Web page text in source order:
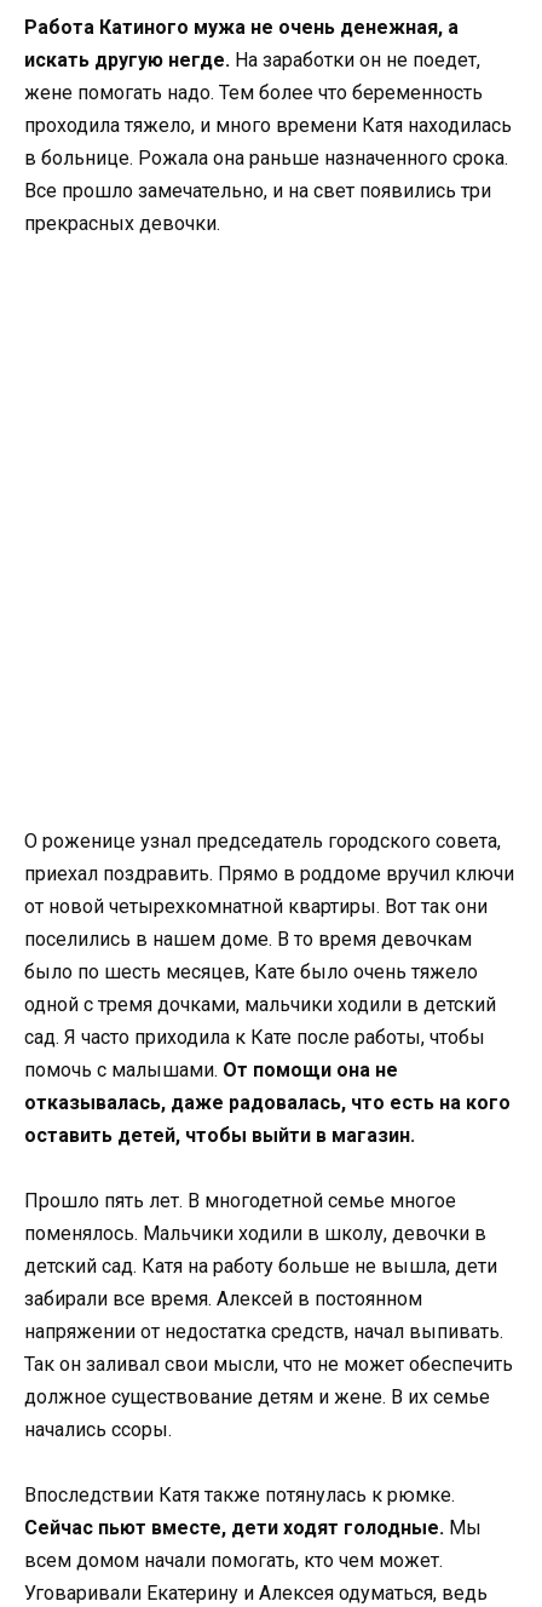
Работа Катиного мужа не очень денежная, а
искать другую негде. На заработки он не поедет,
жене помогать надо. Тем более что беременность
проходила тяжело, и много времени Катя находилась
в больнице. Рожала она раньше назначенного срока.
Все прошло замечательно, и на свет появились три
прекрасных девочки.
О роженице узнал председатель городского совета,
приехал поздравить. Прямо в роддоме вручил ключи
от новой четырехкомнатной квартиры. Вот так они
поселились в нашем доме. В то время девочкам
было по шесть месяцев, Кате было очень тяжело
одной с тремя дочками, мальчики ходили в детский
сад. Я часто приходила к Кате после работы, чтобы
помочь с малышами. От помощи она не
отказывалась, даже радовалась, что есть на кого
оставить детей, чтобы выйти в магазин.
Прошло пять лет. В многодетной семье многое
поменялось. Мальчики ходили в школу, девочки в
детский сад. Катя на работу больше не вышла, дети
забирали все время. Алексей в постоянном
напряжении от недостатка средств, начал выпивать.
Так он заливал свои мысли, что не может обеспечить
должное существование детям и жене. В их семье
начались ссоры.
Впоследствии Катя также потянулась к рюмке.
Сейчас пьют вместе, дети ходят голодные. Мы
всем домом начали помогать, кто чем может.
Уговаривали Екатерину и Алексея одуматься, ведь